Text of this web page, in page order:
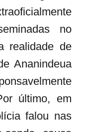
no
realidade de
Ananindeua
último, em
falou nas